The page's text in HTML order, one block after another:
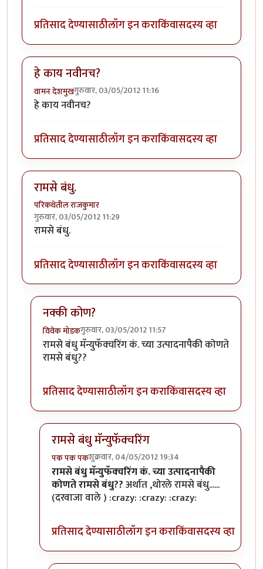
प्रतिसाद देण्यासाठीलॉग इन कराकिंवासदस्य व्हा
हे काय नवीनच?
वामन देशमुखगुरुवार, 03/05/2012 11:16
हे काय नवीनच?
प्रतिसाद देण्यासाठीलॉग इन कराकिंवासदस्य व्हा
रामसे बंधु.
परिकथेतील राजकुमार
गुरुवार, 03/05/2012 11:29
रामसे बंधु.
प्रतिसाद देण्यासाठीलॉग इन कराकिंवासदस्य व्हा
नक्की कोण?
विवेक मोडकगुरुवार, 03/05/2012 11:57
In reply toरामसे बंधु.byपरिकथेतील राजकुमार
रामसे बंधु मॅन्युफॅक्चरिंग कं. च्या उत्पादनापैकी कोणते
रामसे बंधु??
प्रतिसाद देण्यासाठीलॉग इन कराकिंवासदस्य व्हा
रामसे बंधु मॅन्युफॅक्चरिंग
पक पक पकशुक्रवार, 04/05/2012 19:34
In reply toनक्की कोण?byविवेक मोडक
रामसे बंधु मॅन्युफॅक्चरिंग कं. च्या उत्पादनापैकी
कोणते रामसे बंधु??अर्थात ,थोरले रामसे बंधु......
(दरवाजा वाले ) :crazy: :crazy: :crazy:
प्रतिसाद देण्यासाठीलॉग इन कराकिंवासदस्य व्हा